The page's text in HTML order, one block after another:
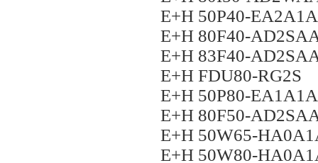
E+H 50P40-
E+H 80F40-
E+H 83F40-
E+H FDU80-RG2S
E+H 50P80-
E+H 80F50-
E+H 50W65-
E+H 50W80-